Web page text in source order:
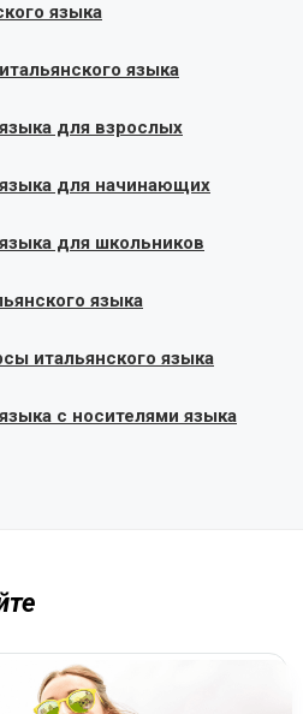
языка
языка
для взрослых
для начинающих
для школьников
языка
итальянского языка
с носителями языка